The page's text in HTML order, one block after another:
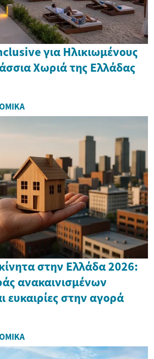
για Ηλικιωμένους
Χωριά της Ελλάδας
στην Ελλάδα 2026:
ανακαινισμένων
ευκαιρίες στην αγορά